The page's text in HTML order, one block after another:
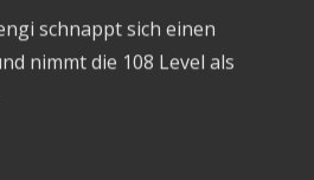
schnappt sich einen
nimmt die 108 Level als